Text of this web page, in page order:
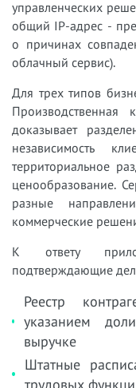
управленческих
общий IP-адрес -
о причинах
облачный сервис).
Для трех типов
доказывает
независимость
территориальное
ценообразование.
разные
коммерческие
К ответу
подтверждающие
Реестр
указанием
выручке
Штатные
трудовых